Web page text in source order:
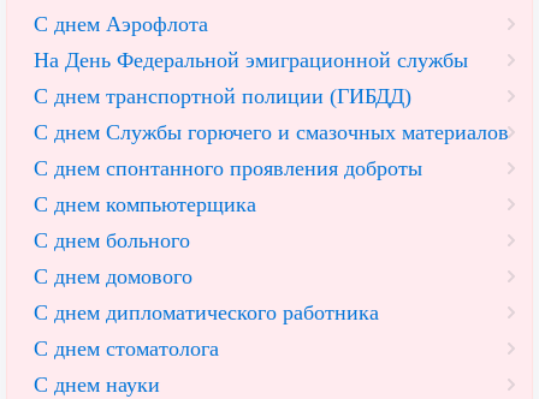
С днем Аэрофлота
На День Федеральной эмиграционной службы
С днем транспортной полиции (ГИБДД)
С днем Службы горючего и смазочных материалов
С днем спонтанного проявления доброты
С днем компьютерщика
С днем больного
С днем домового
С днем дипломатического работника
С днем стоматолога
С днем науки